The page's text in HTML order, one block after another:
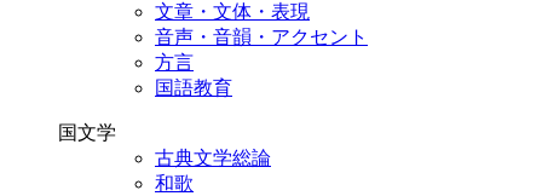
文章・文体・表現
音声・音韻・アクセント
方言
国語教育
国文学
古典文学総論
和歌